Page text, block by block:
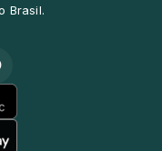
Brasil.